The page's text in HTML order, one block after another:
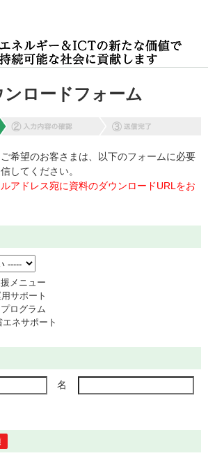
ンロードフォーム
希望のお客さまは、以下のフォームに必要
してください。
アドレス宛に資料のダウンロードURLをお
メニュー
サポート
ログラム
ネサポート
名